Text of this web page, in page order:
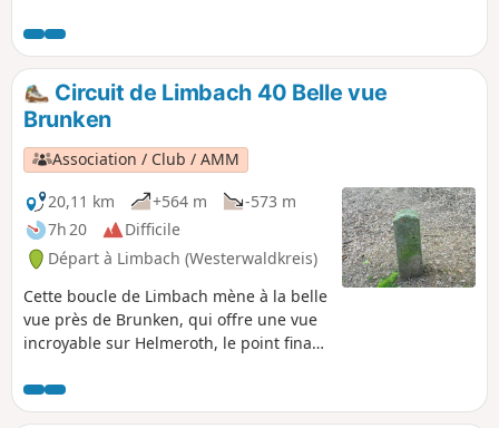
Circuit de Limbach 40 Belle vue
Brunken
Association / Club / AMM
20,11 km
+564 m
-573 m
7h 20
Difficile
Départ à Limbach (Westerwaldkreis)
Cette boucle de Limbach mène à la belle
vue près de Brunken, qui offre une vue
incroyable sur Helmeroth, le point final
le dernier tronçon de la Große Nister,
avant que celle-ci ne se jette dans la